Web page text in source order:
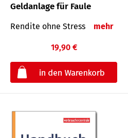
Geldanlage für Faule
Rendite ohne Stress mehr
19,90 €